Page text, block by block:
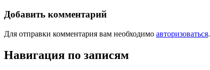
Добавить комментарий
Для отправки комментария вам необходимо авторизоваться.
Навигация по записям